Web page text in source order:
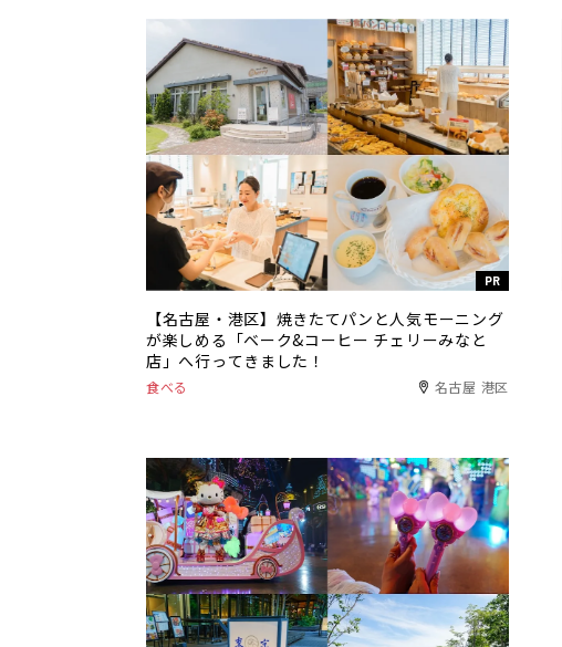
PR
【名古屋・港区】焼きたてパンと人気モーニング
が楽しめる「ベーク&コーヒー チェリーみなと
店」へ行ってきました！
食べる 名古屋 港区